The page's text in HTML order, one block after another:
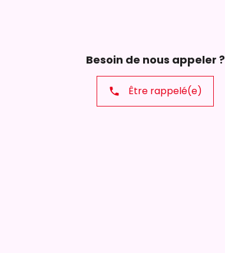
Besoin de nous appeler ?
phone Être rappelé(e)